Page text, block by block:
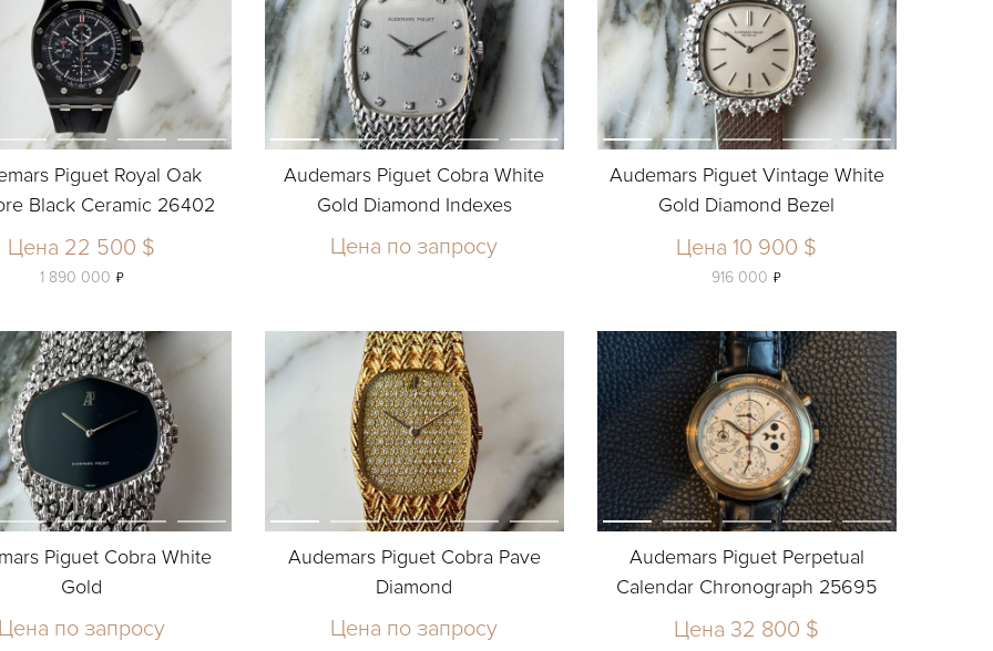
Piguet Royal Oak
Black Ceramic 26402
Цена 22 500 $
1 890 000 ь
Audemars Piguet Cobra White
Gold Diamond Indexes
Цена по запросу
Audemars Piguet Vintage White
Gold Diamond Bezel
Цена 10 900 $
916 000 ь
Piguet Cobra White
Gold
по запросу
Audemars Piguet Cobra Pave
Diamond
Цена по запросу
Audemars Piguet Perpetual
Calendar Chronograph 25695
Цена 32 800 $